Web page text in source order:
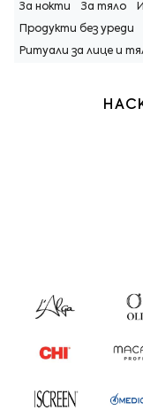
За нокти За тяло
Продукти без уреди
Ритуали за лице и